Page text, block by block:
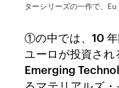
ターシリーズの一作で、Eu
①の中では、10
ユーロが投資さ
Emerging